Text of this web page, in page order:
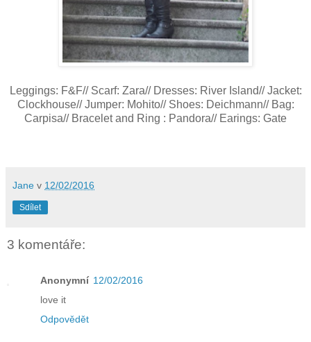
Leggings: F&F// Scarf: Zara// Dresses: River Island// Jacket:
Clockhouse// Jumper: Mohito// Shoes: Deichmann// Bag:
Carpisa// Bracelet and Ring : Pandora// Earings: Gate
Jane v 12/02/2016
Sdílet
3 komentáře:
Anonymní 12/02/2016
love it
Odpovědět